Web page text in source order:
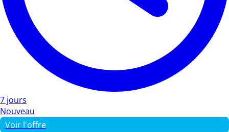
7 jours
Nouveau
Voir l'offre